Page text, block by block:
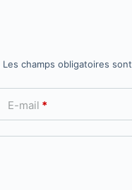
Les champs obligatoires
E-mail *